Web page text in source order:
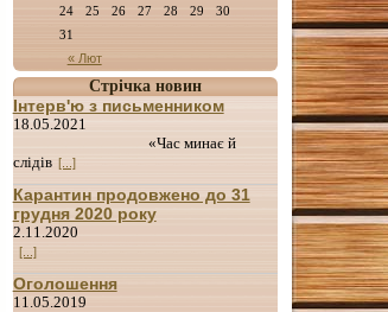
« Лют
24
25 26 27 28 29
30
31
Стрічка новин
Інтерв'ю з письменником
18.05.2021
«Час минає й
слідів [...]
Карантин продовжено до 31
грудня 2020 року
2.11.2020
[...]
Оголошення
11.05.2019